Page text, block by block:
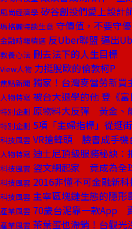
風尚經濟學 矽谷創投們愛上設計
瑪格麗特談生意 守價值，不要守
金融時報精選 反Uber聯盟 逼出
教養心法 刪去法下的人生目標
View人物 力挺脫歐的倫敦柯P
焦點新聞 獨家！台灣麥當勞新買
人物特寫 被台大退學的他 登《
特別企劃 原物料大反彈 黃金、
特別企劃 5項「主婦指標」從逛
科技風雲 VR搶鋒頭 臉書成手機
人物特寫 迪士尼頂級服務秘訣：
科技風雲 盜文網起家 竟成為全
科技風雲 2016非懂不可金融新
科技風雲 主宰區塊鏈生態的隱形
產業風雲 70歲台泥靠一款App
產業風雲 茶葉蛋也滯銷！台觀光